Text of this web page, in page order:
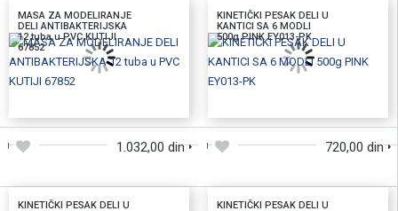
MASA ZA MODELIRANJE
DELI ANTIBAKTERIJSKA
12 tuba u PVC KUTIJI
67852
1.032,00 din
KINETIČKI PESAK DELI U
KANTICI SA 6 MODLI
500g PINK EY013-PK
720,00 din
KINETIČKI PESAK DELI U
KINETIČKI PESAK DELI U